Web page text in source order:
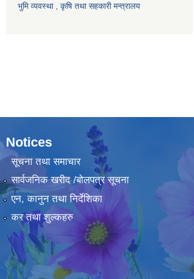
भुमि व्यवस्था , कृषि तथा सहकारी मन्त्रालय
Notices
सूचना तथा समाचार
सार्वजनिक खरीद /बोलपत्र सूचना
एन, कानुन तथा निर्देशिका
कर तथा शुल्कहरु